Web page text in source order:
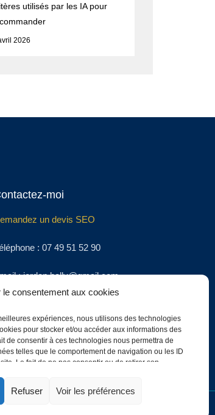
le consentement aux cookies
expériences, nous utilisons des technologies
pour stocker et/ou accéder aux informations des
de consentir à ces technologies nous permettra de
telles que le comportement de navigation ou les ID
Le fait de ne pas consentir ou de retirer son
Refuser Voir les préférences
utilisés par les IA pour
2026
moi
un devis SEO
: 07 49 51 52 90
:jordan.belly@gmail.com